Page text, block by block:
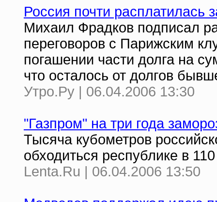
Россия почти расплатилась
Михаил Фрадков подписал
переговоров с Парижским
погашении части долга на
что осталось от долгов
Утро.Ру | 06.04.2006 13:30
"Газпром" на три года
Тысяча кубометров
обходиться республике в
Lenta.Ru | 06.04.2006 13:50